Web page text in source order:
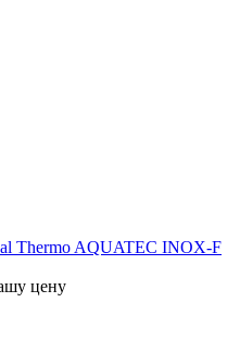
Thermo AQUATEC INOX-F
цену